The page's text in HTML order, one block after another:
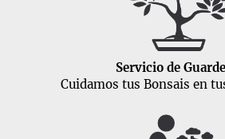
Servicio de
Cuidamos tus Bonsais en